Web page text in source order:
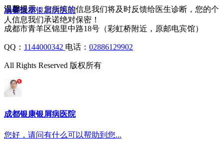
温馨提示：您所填的信息我们将及时反馈给医生诊断，您的个
人信息我们承诺绝对保密！
成都银康银屑病医院
成都市青羊区锦里中路18号（彩虹桥附近，原邮电宾馆）
QQ： 1144000342 电话： 02886129902
All Rights Reserved 版权所有
成都银康银屑病医院
您好，请问有什么可以帮助到您...